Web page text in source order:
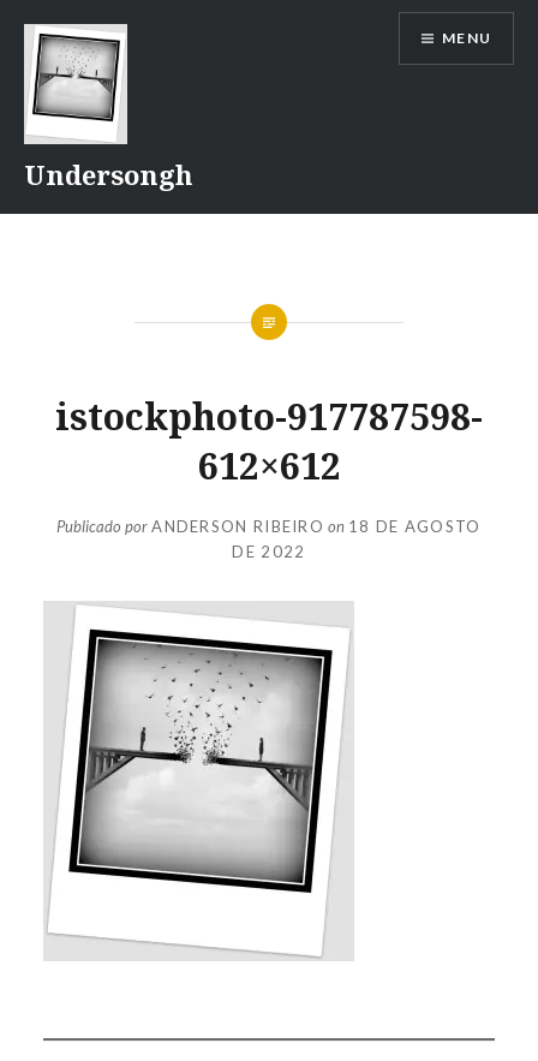
para
conteúdo
Undersongh
MENU
istockphoto-917787598-
612×612
Publicado porANDERSON RIBEIRO on 18 DE AGOSTO
DE 2022